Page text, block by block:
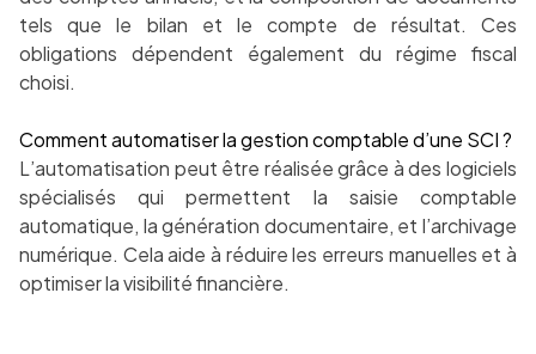
tels que le bilan et le compte de résultat. Ces
obligations dépendent également du régime fiscal
choisi.
Comment automatiser la gestion comptable d’une SCI ?
L’automatisation peut être réalisée grâce à des logiciels
spécialisés qui permettent la saisie comptable
automatique, la génération documentaire, et l’archivage
numérique. Cela aide à réduire les erreurs manuelles et à
optimiser la visibilité financière.